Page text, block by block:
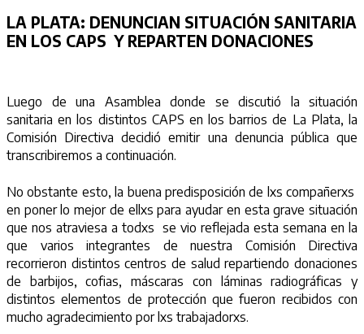
LA PLATA: DENUNCIAN SITUACIÓN SANITARIA
EN LOS CAPS Y REPARTEN DONACIONES
Luego de una Asamblea donde se discutió la situación
sanitaria en los distintos CAPS en los barrios de La Plata, la
Comisión Directiva decidió emitir una denuncia pública que
transcribiremos a continuación.
No obstante esto, la buena predisposición de lxs compañerxs
en poner lo mejor de ellxs para ayudar en esta grave situación
que nos atraviesa a todxs se vio reflejada esta semana en la
que varios integrantes de nuestra Comisión Directiva
recorrieron distintos centros de salud repartiendo donaciones
de barbijos, cofias, máscaras con láminas radiográficas y
distintos elementos de protección que fueron recibidos con
mucho agradecimiento por lxs trabajadorxs.